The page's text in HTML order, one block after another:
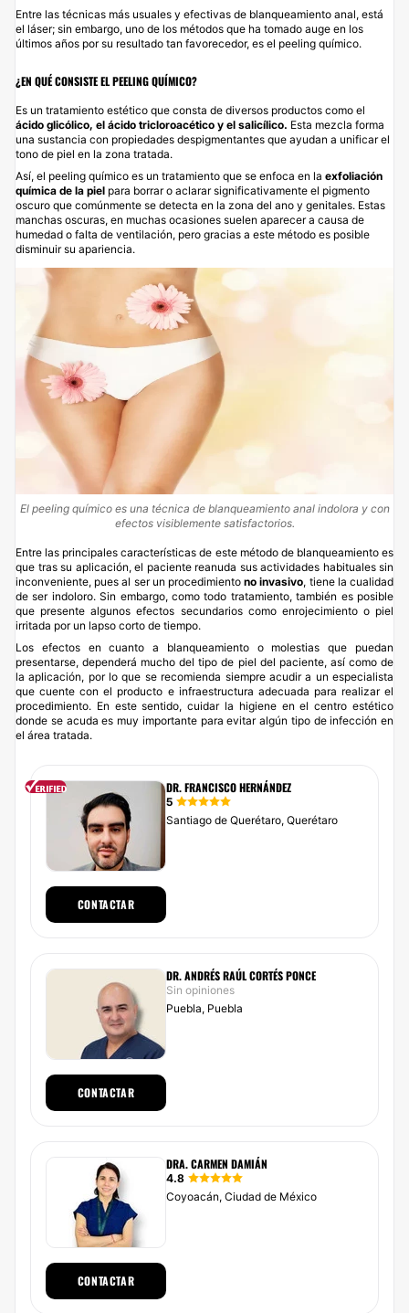
Entre las técnicas más usuales y efectivas de blanqueamiento anal, está
el láser; sin embargo, uno de los métodos que ha tomado auge en los
últimos años por su resultado tan favorecedor, es el peeling químico.
¿EN QUÉ CONSISTE EL PEELING QUÍMICO?
Es un tratamiento estético que consta de diversos productos como el
ácido glicólico, el ácido tricloroacético y el salicílico. Esta mezcla forma
una sustancia con propiedades despigmentantes que ayudan a unificar el
tono de piel en la zona tratada.
Así, el peeling químico es un tratamiento que se enfoca en la exfoliación
química de la piel para borrar o aclarar significativamente el pigmento
oscuro que comúnmente se detecta en la zona del ano y genitales. Estas
manchas oscuras, en muchas ocasiones suelen aparecer a causa de
humedad o falta de ventilación, pero gracias a este método es posible
disminuir su apariencia.
El peeling químico es una técnica de blanqueamiento anal indolora y con
efectos visiblemente satisfactorios.
Entre las principales características de este método de blanqueamiento es
que tras su aplicación, el paciente reanuda sus actividades habituales sin
inconveniente, pues al ser un procedimientono invasivo, tiene la cualidad
de ser indoloro. Sin embargo, como todo tratamiento, también es posible
que presente algunos efectos secundarios como enrojecimiento o piel
irritada por un lapso corto de tiempo.
Los efectos en cuanto a blanqueamiento o molestias que puedan
presentarse, dependerá mucho del tipo de piel del paciente, así como de
la aplicación, por lo que se recomienda siempre acudir a un especialista
que cuente con el producto e infraestructura adecuada para realizar el
procedimiento. En este sentido, cuidar la higiene en el centro estético
donde se acuda es muy importante para evitar algún tipo de infección en
el área tratada.
DR. FRANCISCO HERNÁNDEZ
5
Santiago de Querétaro, Querétaro
CONTACTAR
DR. ANDRÉS RAÚL CORTÉS PONCE
Sin opiniones
Puebla, Puebla
CONTACTAR
DRA. CARMEN DAMIÁN
4.8
Coyoacán, Ciudad de México
CONTACTAR